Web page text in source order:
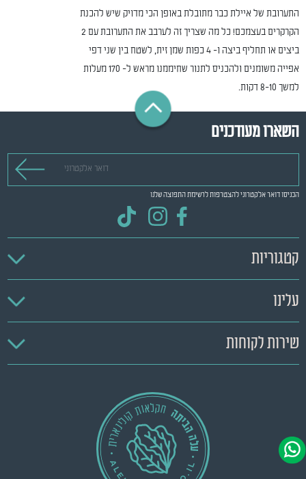
התערובת של איילת כבר מתובלת באופן הכי מדויק שיש להכנת
הקרקרים בעצמכם! כל מה שצריך זה לערבב את התערובת עם 2
ביצים או תחליף ביצה ו- 4 כפות שמן זית, לשטח בין שני דפי
אפייה משומנים ולהכניס לתנור שחיממנו מראש ל- 170 מעלות
למשך 8-10 דקות.
השארו מעודכנים
הכניסו דואר אלקטרוני להצטרפות לרשימת התפוצה שלנו
קטגוריות
עלינו
שירות לקוחות